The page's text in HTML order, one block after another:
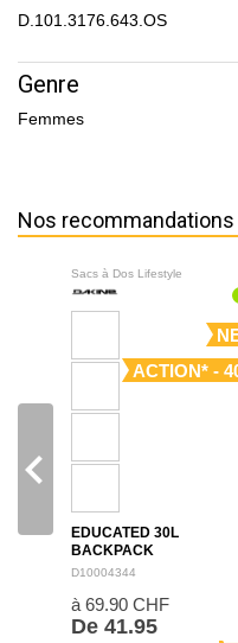
D.101.3176.643.OS
Genre
Femmes
Nos recommandations
Sacs à Dos Lifestyle
ACTION* -
EDUCATED 30L
BACKPACK
D10004344
à 69.90 CHF
De 41.95
navigate_before